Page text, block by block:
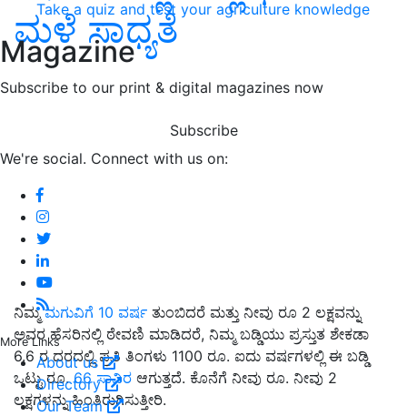
Take a quiz and test your agriculture knowledge
Magazine
Subscribe to our print & digital magazines now
Subscribe
We're social. Connect with us on:
More Links
About us
Directory
Our Team
ಮಳೆ ಸಾಧ್ಯತೆ
ನಿಮ್ಮಮಗುವಿಗೆ 10 ವರ್ಷ ತುಂಬಿದರೆ ಮತ್ತು ನೀವು ರೂ 2 ಲಕ್ಷವನ್ನು
ಅವರ ಹೆಸರಿನಲ್ಲಿ ಠೇವಣಿ ಮಾಡಿದರೆ, ನಿಮ್ಮ ಬಡ್ಡಿಯು ಪ್ರಸ್ತುತ ಶೇಕಡಾ
6.6 ರ ದರದಲ್ಲಿ ಪ್ರತಿ ತಿಂಗಳು 1100 ರೂ. ಐದು ವರ್ಷಗಳಲ್ಲಿ ಈ ಬಡ್ಡಿ
ಒಟ್ಟು ರೂ.66 ಸಾವಿರ ಆಗುತ್ತದೆ. ಕೊನೆಗೆ ನೀವು ರೂ. ನೀವು 2
ಲಕ್ಷಗಳನ್ನು ಹಿಂತಿರುಗಿಸುತ್ತೀರಿ.